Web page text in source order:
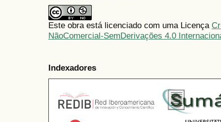
Este obra está licenciado com uma Licença
NãoComercial-SemDerivações 4.0
Indexadores